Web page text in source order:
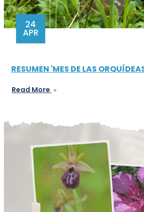
24
APR
RESUMEN 'MES DE LAS
Read More